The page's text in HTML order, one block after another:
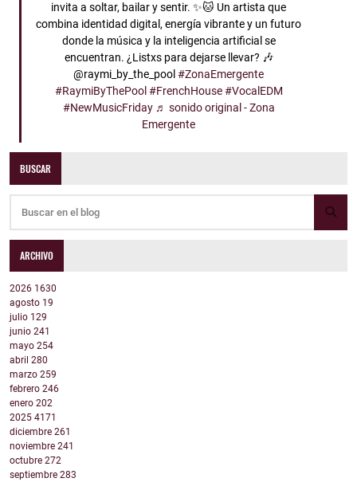
invita a soltar, bailar y sentir. ✨🐱 Un artista que
combina identidad digital, energía vibrante y un futuro
donde la música y la inteligencia artificial se
encuentran. ¿Listxs para dejarse llevar? 🎶
@raymi_by_the_pool#ZonaEmergente
#RaymiByThePool #FrenchHouse #VocalEDM
#NewMusicFriday ♬ sonido original - Zona
Emergente
BUSCAR
ARCHIVO
2026 1630
agosto 19
julio 129
junio 241
mayo 254
abril 280
marzo 259
febrero 246
enero 202
2025 4171
diciembre 261
noviembre 241
octubre 272
septiembre 283